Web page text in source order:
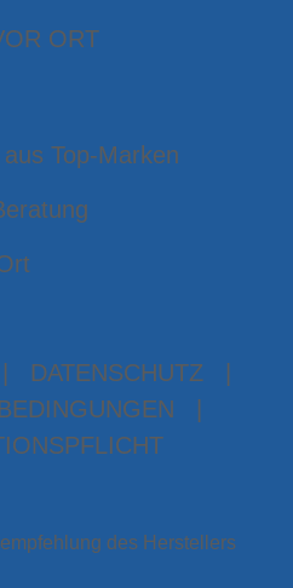
ORT
Top-Marken
DATENSCHUTZ
des Herstellers